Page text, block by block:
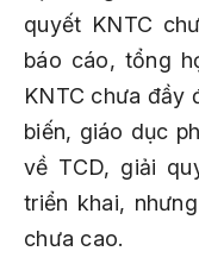
quyết KNTC
báo cáo, tổng
KNTC chưa đầy
biến, giáo dục
về TCD, giải
triển khai,
chưa cao.